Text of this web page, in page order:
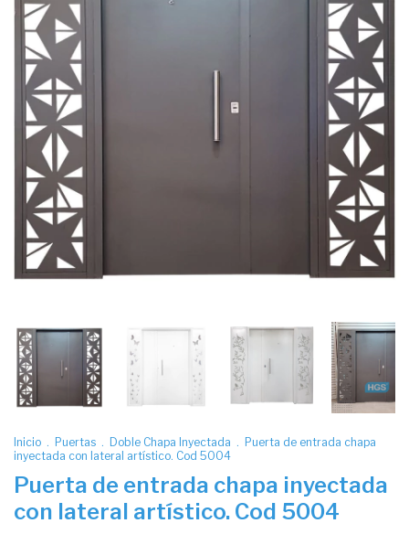
Inicio . Puertas . Doble Chapa Inyectada . Puerta de entrada chapa
inyectada con lateral artístico. Cod 5004
Puerta de entrada chapa inyectada
con lateral artístico. Cod 5004